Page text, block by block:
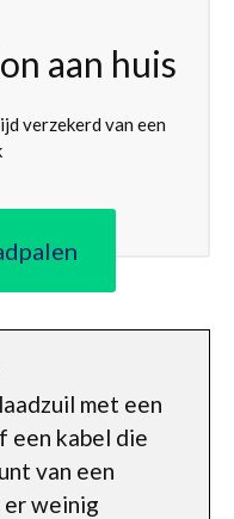
aan huis
verzekerd van een
met een
een kabel die
van een
weinig